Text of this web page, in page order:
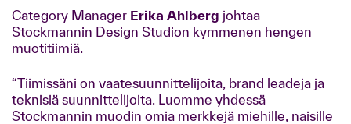
Category Manager Erika Ahlberg johtaa
Stockmannin Design Studion kymmenen hengen
muotitiimiä.
“Tiimissäni on vaatesuunnittelijoita, brand leadeja ja
teknisiä suunnittelijoita. Luomme yhdessä
Stockmannin muodin omia merkkejä miehille, naisille